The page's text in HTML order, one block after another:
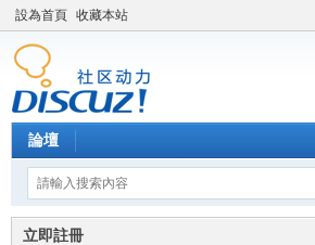
設為首頁 收藏本站
論壇
立即註冊